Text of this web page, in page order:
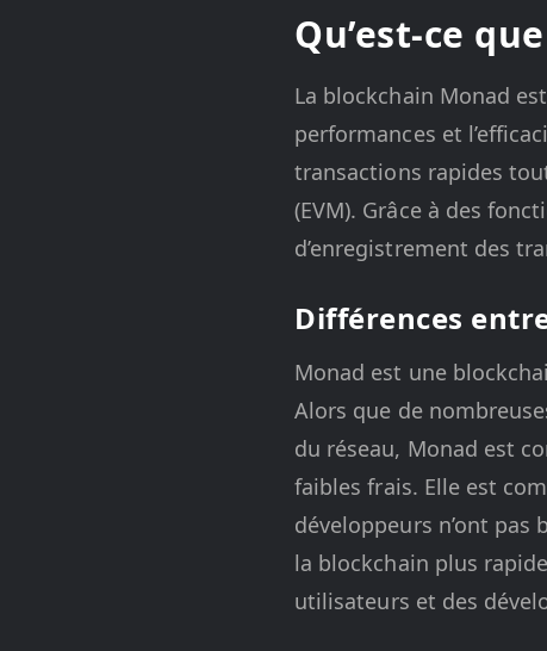
Qu’est-ce
La blockchain Monad
performances et
transactions rapides
(EVM). Grâce à des
d’enregistrement des
Différences
Monad est une
Alors que de
du réseau, Monad est
faibles frais. Elle est
développeurs n’ont pas
la blockchain plus
utilisateurs et des